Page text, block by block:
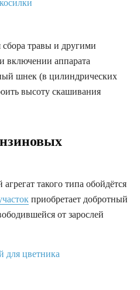
сбора травы и другими
включении аппарата
шнек (в цилиндрических
высоту скашивания
такого типа обойдётся
приобретает добротный
от зарослей